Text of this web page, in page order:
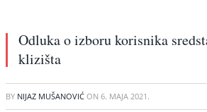
Odluka o izboru korisnika
klizišta
BY NIJAZ MUŠANOVIĆ ON 6. MAJA 2021.